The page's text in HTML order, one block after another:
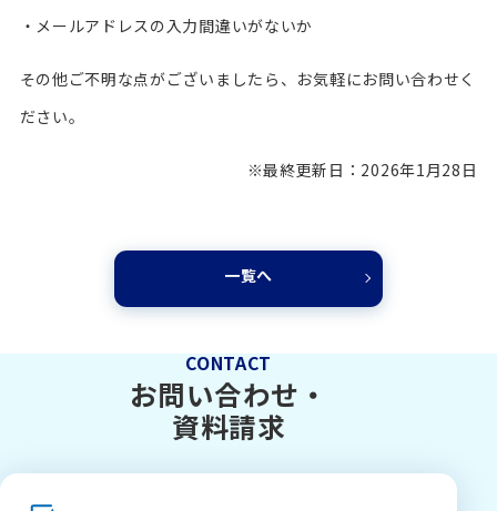
・メールアドレスの入力間違いがないか
その他ご不明な点がございましたら、お気軽にお問い合わせく
ださい。
※最終更新日：2026年1月28日
一覧へ
CONTACT
お問い合わせ・
資料請求